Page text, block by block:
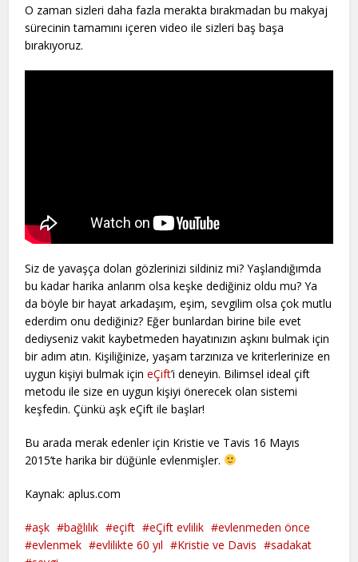
O zaman sizleri daha fazla merakta bırakmadan bu makyaj
sürecinin tamamını içeren video ile sizleri baş başa
bırakıyoruz.
Siz de yavaşça dolan gözlerinizi sildiniz mi? Yaşlandığımda
bu kadar harika anlarım olsa keşke dediğiniz oldu mu? Ya
da böyle bir hayat arkadaşım, eşim, sevgilim olsa çok mutlu
ederdim onu dediğiniz? Eğer bunlardan birine bile evet
dediyseniz vakit kaybetmeden hayatınızın aşkını bulmak için
bir adım atın. Kişiliğinize, yaşam tarzınıza ve kriterlerinize en
uygun kişiyi bulmak içineÇift’i deneyin. Bilimsel ideal çift
metodu ile size en uygun kişiyi önerecek olan sistemi
keşfedin. Çünkü aşk eÇift ile başlar!
Bu arada merak edenler için Kristie ve Tavis 16 Mayıs
2015’te harika bir düğünle evlenmişler.
Kaynak: aplus.com
aşk bağlılık eçift eÇift evlilik
evlenmeden önce
evlenmek
evlilikte 60 yıl Kristie ve Davis
sadakat